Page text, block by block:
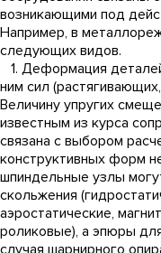
возникающими под
Например, в
следующих видов.
1. Деформация
ним сил
Величину упругих
известным из курса
связана с выбором
конструктивных форм
шпиндельные узлы
скольжения
аэростатические,
роликовые), а эпюры
случая шарнирного